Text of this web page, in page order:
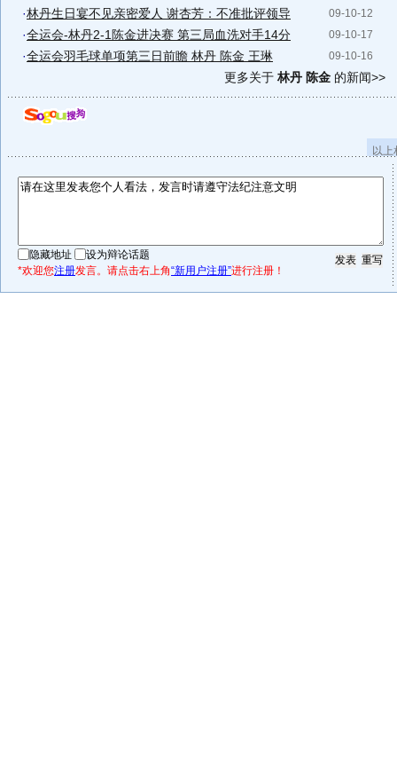
09-10-12
·林丹生日宴不见亲密爱人 谢杏芳：不准批评领导
09-10-17
·全运会-林丹2-1陈金进决赛 第三局血洗对手14分
09-10-16
·全运会羽毛球单项第三日前瞻 林丹 陈金 王琳
更多关于 林丹 陈金 的新闻>>
以
隐藏地址
设为辩论话题
*欢迎您注册发言。请点击右上角“新用户注册”进行注册！